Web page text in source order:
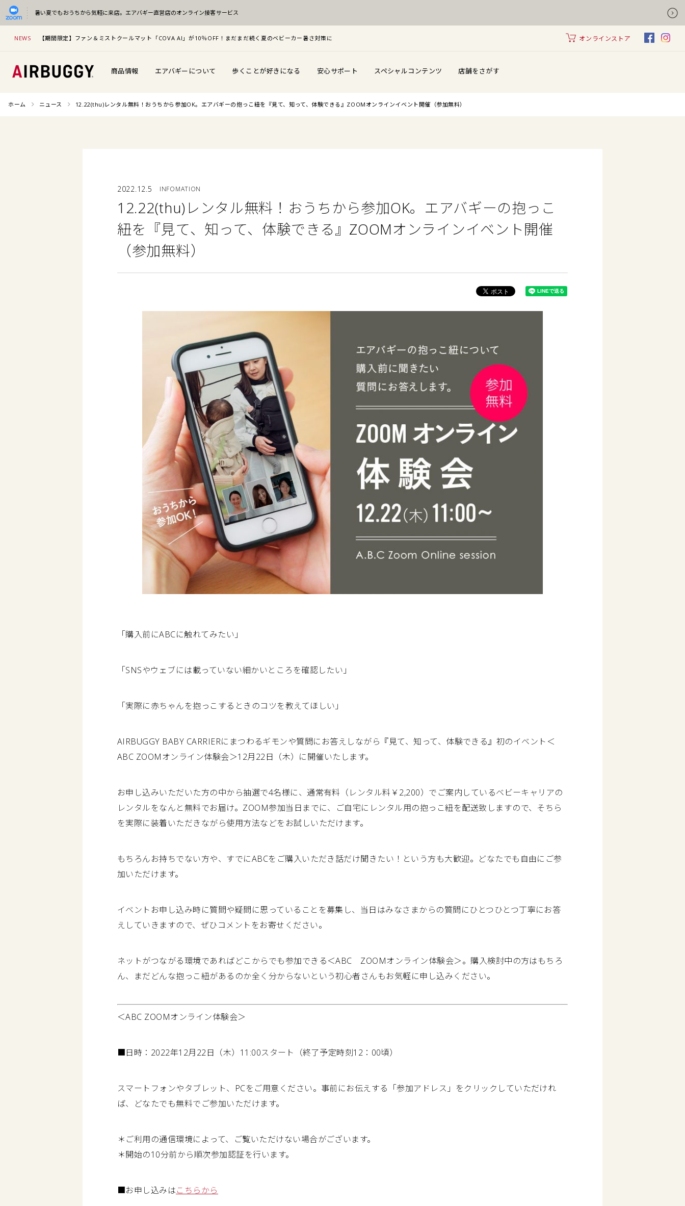
暑い夏でもおうちから気軽に来店。 エアバギー直営店のオンライン接客サービス
NEWS 【期間限定】ファン＆ミストクールマット「COVA AI」が10％OFF！まだまだ続く夏のベビーカー暑さ対策に オンラインストア
商品情報 エアバギーについて 歩くことが好きになる 安心サポート スペシャルコンテンツ 店舗をさがす
ホーム ニュース 12.22(thu)レンタル無料！おうちから参加OK。エアバギーの抱っこ紐を『見て、知って、体験できる』ZOOMオンラインイベント開催（参加無料）
2022.12.5 INFOMATION
12.22(thu)レンタル無料！おうちから参加OK。エアバギーの抱っこ
紐を『見て、知って、体験できる』ZOOMオンラインイベント開催
（参加無料）
「購入前にABCに触れてみたい」
「SNSやウェブには載っていない細かいところを確認したい」
「実際に赤ちゃんを抱っこするときのコツを教えてほしい」
AIRBUGGY BABY CARRIERにまつわるギモンや質問にお答えしながら『見て、知って、体験できる』初のイベント＜
ABC ZOOMオンライン体験会＞12月22日（木）に開催いたします。
お申し込みいただいた方の中から抽選で4名様に、通常有料（レンタル料￥2,200）でご案内しているベビーキャリアの
レンタルをなんと無料でお届け。ZOOM参加当日までに、ご自宅にレンタル用の抱っこ紐を配送致しますので、そちら
を実際に装着いただきながら使用方法などをお試しいただけます。
もちろんお持ちでない方や、すでにABCをご購入いただき話だけ聞きたい！という方も大歓迎。どなたでも自由にご参
加いただけます。
イベントお申し込み時に質問や疑問に思っていることを募集し、当日はみなさまからの質問にひとつひとつ丁寧にお答
えしていきますので、ぜひコメントをお寄せください。
ネットがつながる環境であればどこからでも参加できる＜ABC ZOOMオンライン体験会＞。購入検討中の方はもちろ
ん、まだどんな抱っこ紐があるのか全く分からないという初心者さんもお気軽に申し込みください。
＜ABC ZOOMオンライン体験会＞
■日時：2022年12月22日（木）11:00スタート（終了予定時刻12：00頃）
スマートフォンやタブレット、PCをご用意ください。事前にお伝えする「参加アドレス」をクリックしていただけれ
ば、どなたでも無料でご参加いただけます。
＊ご利用の通信環境によって、ご覧いただけない場合がございます。
＊開始の10分前から順次参加認証を行います。
■お申し込みはこちらから